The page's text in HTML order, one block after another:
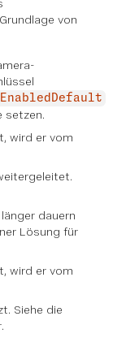
von
setzen.
wird er vom
dauern
Lösung für
wird er vom
Siehe die